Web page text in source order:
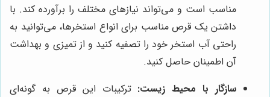
مناسب است و می‌تواند نیازهای مختلف را برآورده کند. با
داشتن یک قرص مناسب برای انواع استخرها، می‌توانید به
راحتی آب استخر خود را تصفیه کنید و از تمیزی و بهداشت
آن اطمینان حاصل کنید.
سازگار با محیط زیست: ترکیبات این قرص به گونه‌ای